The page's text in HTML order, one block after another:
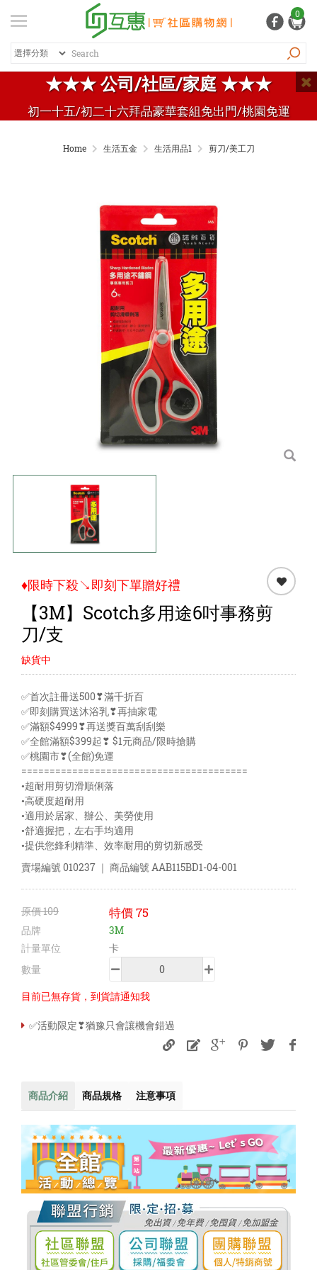
★★★ 公司/社區/家庭 ★★★
初一十五/初二十六拜品豪華套組免出門/桃園免運
0
登入 / 註冊
紅利專區
熱銷商品
Home 生活五金 生活用品1 剪刀/美工刀
♦限時下殺↘即刻下單贈好禮
【3M】Scotch多用途6吋事務剪
刀/支
缺貨中
✅首次註冊送500❣滿千折百
✅即刻購買送沐浴乳❣再抽家電
✅滿額$4999❣再送獎百萬刮刮樂
✅全館滿額$399起❣ $1元商品/限時搶購
✅桃園市❣(全館)免運
========================================
•超耐用剪切滑順俐落
•高硬度超耐用
•適用於居家、辦公、美勞使用
•舒適握把，左右手均適用
•提供您鋒利精準、效率耐用的剪切新感受
賣場編號010237 ｜ 商品編號AAB115BD1-04-001
原價109 特價75
品牌
3M
計量單位
卡
數量
目前已無存貨，到貨請通知我
✅活動限定❣猶豫只會讓機會錯過
商品介紹 商品規格 注意事項